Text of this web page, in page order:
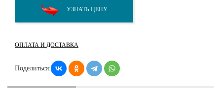
УЗНАТЬ ЦЕНУ
ОПЛАТА И ДОСТАВКА
Поделиться: